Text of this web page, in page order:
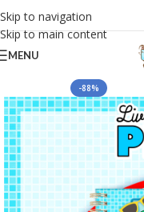
Skip to navigation
Skip to main content
MENU
-88%